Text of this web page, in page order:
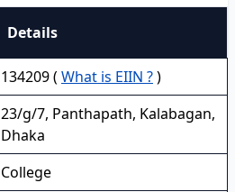
Details
134209 ( What is EIIN ?)
23/g/7, Panthapath, Kalabagan,
Dhaka
College